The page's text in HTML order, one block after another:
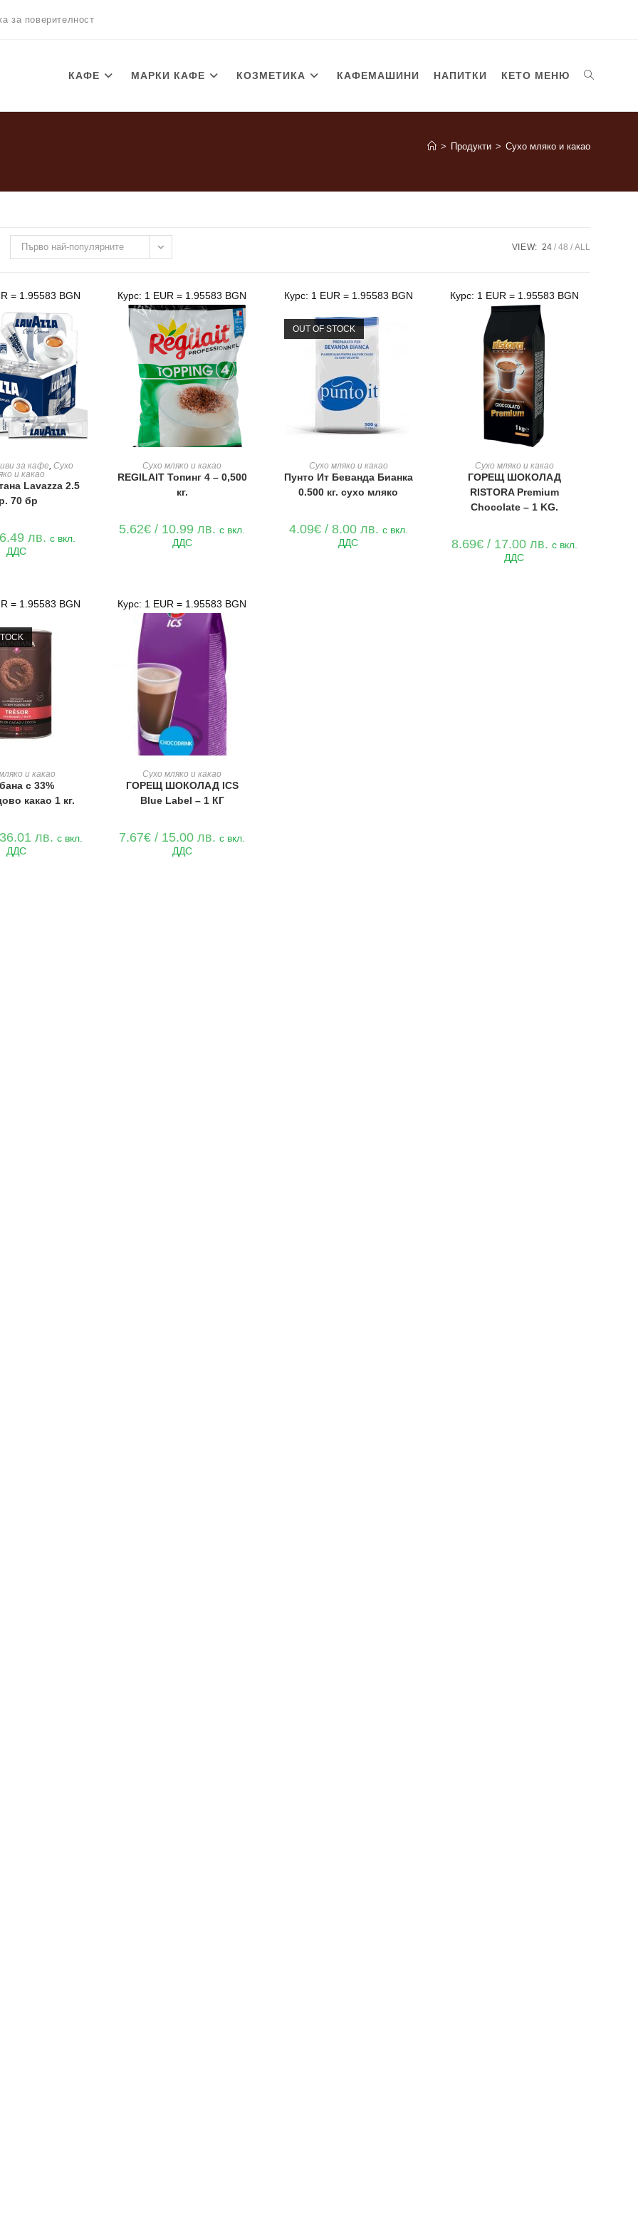
за поверителност
КАФЕ МАРКИ КАФЕ КОЗМЕТИКА КАФЕМАШИНИ НАПИТКИ КЕТО МЕНЮ TOGGLE
WEBSITE
> Продукти > Сухо мляко и какао
Първо най-популярните VIEW: 24 48 ALL
= 1.95583 BGN
В КОЛИЧКАТА
за кафе,Сухо
и какао
Lavazza 2.5
70 бр
лв.с вкл.
ДДС
Курс: 1 EUR = 1.95583 BGN
ДОБАВЯНЕ В КОЛИЧКАТА
Сухо мляко и какао
REGILAIT Топинг 4 – 0,500
кг.
5.62€ / 10.99 лв.с вкл.
ДДС
Курс: 1 EUR = 1.95583 BGN
OUT OF STOCK
ОЩЕ
Сухо мляко и какао
Пунто Ит Беванда Бианка
0.500 кг. сухо мляко
4.09€/ 8.00 лв. с вкл.
ДДС
Курс: 1 EUR = 1.95583 BGN
ДОБАВЯНЕ В КОЛИЧКАТА
Сухо мляко и какао
ГОРЕЩ ШОКОЛАД
RISTORA Premium
Chocolate – 1 KG.
8.69€/ 17.00 лв. с вкл.
ДДС
= 1.95583 BGN
и какао
с 33%
какао 1 кг.
лв.с вкл.
ДДС
Курс: 1 EUR = 1.95583 BGN
ДОБАВЯНЕ В КОЛИЧКАТА
Сухо мляко и какао
ГОРЕЩ ШОКОЛАД ICS
Blue Label – 1 КГ
7.67€ / 15.00 лв.с вкл.
ДДС